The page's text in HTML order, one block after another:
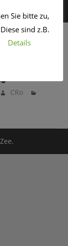
OHNE
CRo
Sie bitte zu,
sind z.B.
Details